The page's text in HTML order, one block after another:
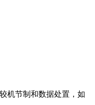
机节制和数据处置，如